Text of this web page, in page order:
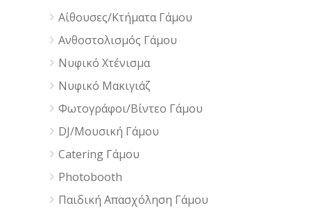
Αίθουσες/Κτήματα Γάμου
Ανθοστολισμός Γάμου
Νυφικό Χτένισμα
Νυφικό Μακιγιάζ
Φωτογράφοι/Βίντεο Γάμου
DJ/Μουσική Γάμου
Catering Γάμου
Photobooth
Παιδική Απασχόληση Γάμου